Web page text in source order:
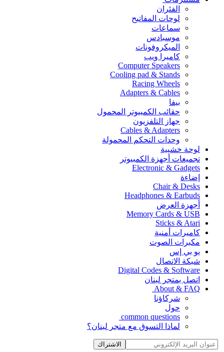
الفئران
لوحات المفاتيح
سماعات
موسبادس
الميكروفونات
كاميرا ويب
Computer Speakers
Cooling pad & Stands
Racing Wheels
Adapters & Cables
بيفا
حقائب الكمبيوتر المحمول
جهاز التلفزيون
Cables & Adapters
وحدات التحكم المحمولة
لوحة خشبية
تجميعات أجهزة الكمبيوتر
Electronic & Gadgets
إضاءة
Chair & Desks
Headphones & Earbuds
أجهزة العرض
Memory Cards & USB
Sticks & Atari
كاميرات أمنية
مكبرات الصوت
يو بي إس
شبكة الاتصال
Digital Codes & Software
اتصل بمتجر لبنان
About & FAQ
شركاؤنا
حول
common questions
لماذا التسوق مع متجر لبنان؟
الاشتراك